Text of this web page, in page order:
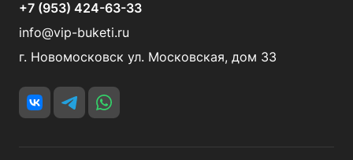
+7 (953) 424-63-33
info@vip-buketi.ru
г. Новомосковск ул. Московская, дом 33